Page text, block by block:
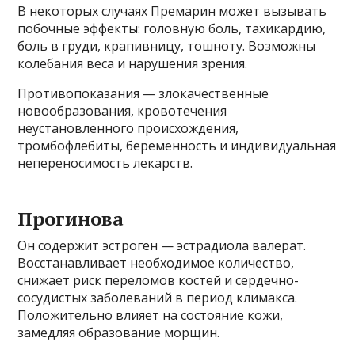
В некоторых случаях Премарин может вызывать
побочные эффекты: головную боль, тахикардию,
боль в груди, крапивницу, тошноту. Возможны
колебания веса и нарушения зрения.
Противопоказания — злокачественные
новообразования, кровотечения
неустановленного происхождения,
тромбофлебиты, беременность и индивидуальная
непереносимость лекарств.
Прогинова
Он содержит эстроген — эстрадиола валерат.
Восстанавливает необходимое количество,
снижает риск переломов костей и сердечно-
сосудистых заболеваний в период климакса.
Положительно влияет на состояние кожи,
замедляя образование морщин.